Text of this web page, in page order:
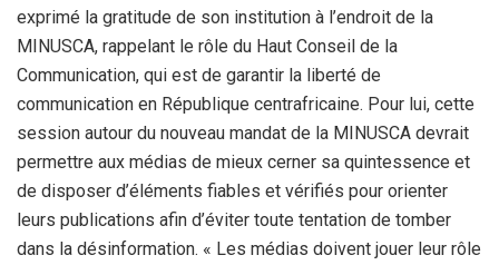
exprimé la gratitude de son institution à l’endroit de la
MINUSCA, rappelant le rôle du Haut Conseil de la
Communication, qui est de garantir la liberté de
communication en République centrafricaine. Pour lui, cette
session autour du nouveau mandat de la MINUSCA devrait
permettre aux médias de mieux cerner sa quintessence et
de disposer d’éléments fiables et vérifiés pour orienter
leurs publications afin d’éviter toute tentation de tomber
dans la désinformation. « Les médias doivent jouer leur rôle